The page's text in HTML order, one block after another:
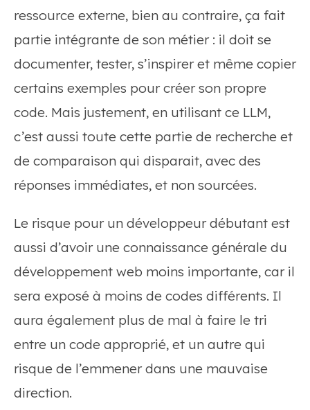
ressource externe, bien au contraire, ça fait
partie intégrante de son métier : il doit se
documenter, tester, s’inspirer et même copier
certains exemples pour créer son propre
code. Mais justement, en utilisant ce LLM,
c’est aussi toute cette partie de recherche et
de comparaison qui disparait, avec des
réponses immédiates, et non sourcées.
Le risque pour un développeur débutant est
aussi d’avoir une connaissance générale du
développement web moins importante, car il
sera exposé à moins de codes différents. Il
aura également plus de mal à faire le tri
entre un code approprié, et un autre qui
risque de l’emmener dans une mauvaise
direction.